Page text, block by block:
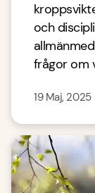
och
frågor om
19 Maj, 2025